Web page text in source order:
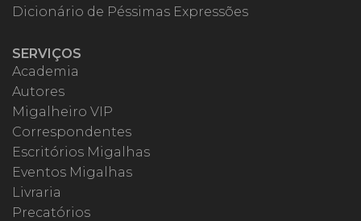
Dicionário de Péssimas Expressões
SERVIÇOS
Academia
Autores
Migalheiro VIP
Correspondentes
Escritórios Migalhas
Eventos Migalhas
Livraria
Precatórios